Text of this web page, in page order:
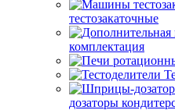
тестозакаточные
комплектация
дозаторы